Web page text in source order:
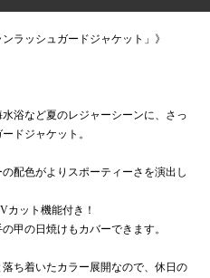
ラッシュガードジャケット」》
浴など夏のレジャーシーンに、さっ
ドジャケット。
配色がよりスポーティーさを演出し
カット機能付き！
甲の日焼けもカバーできます。
ち着いたカラー展開なので、休日の